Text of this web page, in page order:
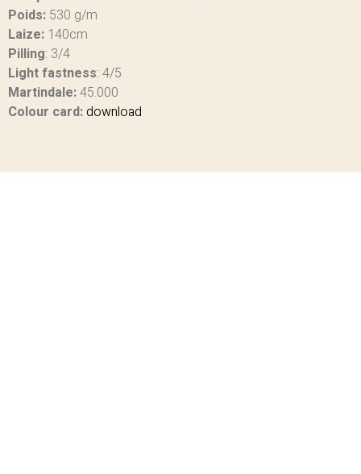
Poids: 530 g/m
Laize: 140cm
Pilling: 3/4
Light fastness: 4/5
Martindale:45.000
Colour card:download